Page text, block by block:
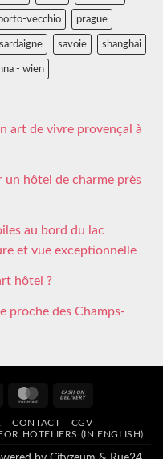
vecchio prague
sardaigne savoie shanghai
- wien
art de vivre provençal à
un hôtel de charme près
au bord du lac
et vue exceptionnelle
hôtel ?
proche des Champs-
MasterCard
Delivery
CONTACT
CGV
HOTELIERS (IN ENGLISH)